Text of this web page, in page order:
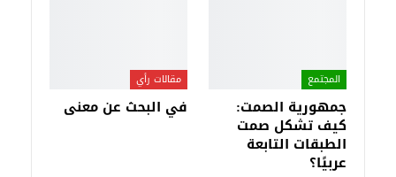
المجتمع
جمهورية الصمت:
كيف تشكل صمت
الطبقات التابعة
عربيًا؟
مقالات رأي
في البحث عن معنى